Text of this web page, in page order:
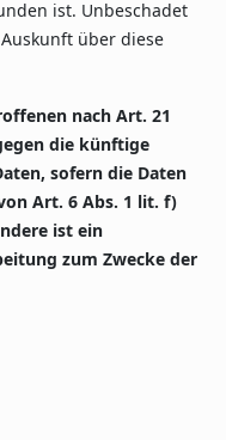
ist. Unbeschadet
über diese
nach Art. 21
die künftige
sofern die Daten
Art. 6 Abs. 1 lit. f)
ist ein
zum Zwecke der